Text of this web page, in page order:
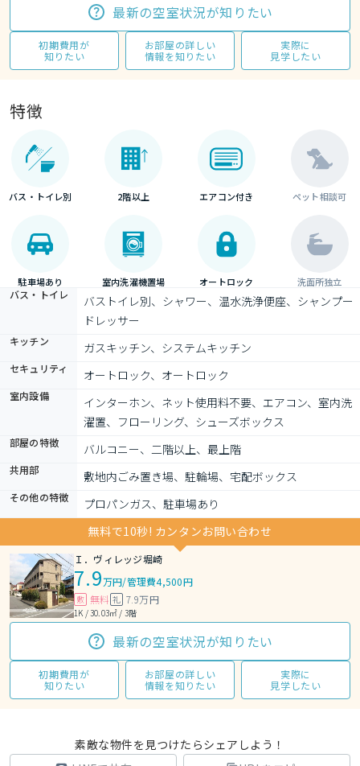
最新の空室状況が知りたい
初期費用が
知りたい
お部屋の詳しい
情報を知りたい
実際に
見学したい
特徴
バス・トイレ別 2階以上 エアコン付き ペット相談可
駐車場あり 室内洗濯機置場 オートロック 洗面所独立
バス・トイレ
バストイレ別、シャワー、温水洗浄便座、シャンプー
ドレッサー
キッチン ガスキッチン、システムキッチン
セキュリティ オートロック、オートロック
室内設備
インターホン、ネット使用料不要、エアコン、室内洗
濯置、フローリング、シューズボックス
部屋の特徴 バルコニー、二階以上、最上階
共用部 敷地内ごみ置き場、駐輪場、宅配ボックス
その他の特徴
プロパンガス、駐車場あり
無料で10秒! カンタンお問い合わせ
Ｉ．ヴィレッジ堀崎
7.9万円/管理費4,500円
敷 無料 礼 7.9万円
1K / 30.03㎡ / 3階
最新の空室状況が知りたい
初期費用が
知りたい
お部屋の詳しい
情報を知りたい
実際に
見学したい
素敵な物件を見つけたらシェアしよう！